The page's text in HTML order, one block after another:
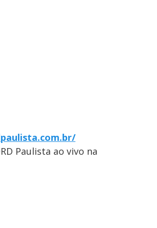
Paulista ao vivo na